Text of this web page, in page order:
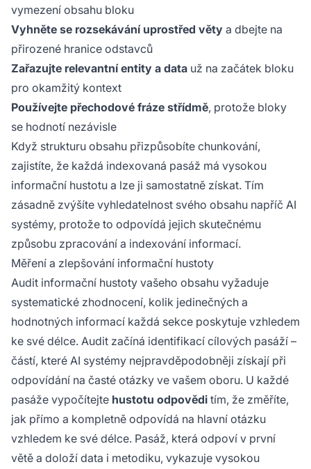
vymezení obsahu bloku
Vyhněte se rozsekávání uprostřed věty a dbejte na
přirozené hranice odstavců
Zařazujte relevantní entity a data už na začátek bloku
pro okamžitý kontext
Používejte přechodové fráze střídmě, protože bloky
se hodnotí nezávisle
Když strukturu obsahu přizpůsobíte chunkování,
zajistíte, že každá indexovaná pasáž má vysokou
informační hustotu a lze ji samostatně získat. Tím
zásadně zvýšíte vyhledatelnost svého obsahu napříč AI
systémy, protože to odpovídá jejich skutečnému
způsobu zpracování a indexování informací.
Měření a zlepšování informační hustoty
Audit informační hustoty vašeho obsahu vyžaduje
systematické zhodnocení, kolik jedinečných a
hodnotných informací každá sekce poskytuje vzhledem
ke své délce. Audit začíná identifikací cílových pasáží –
částí, které AI systémy nejpravděpodobněji získají při
odpovídání na časté otázky ve vašem oboru. U každé
pasáže vypočítejte hustotu odpovědi tím, že změříte,
jak přímo a kompletně odpovídá na hlavní otázku
vzhledem ke své délce. Pasáž, která odpoví v první
větě a doloží data i metodiku, vykazuje vysokou